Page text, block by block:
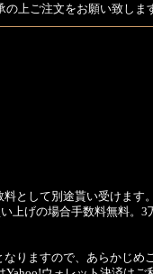
上ご注文をお願い致しま
として別途貰い受けます。
上げの場合手数料無料。
りますので、あらかじめ